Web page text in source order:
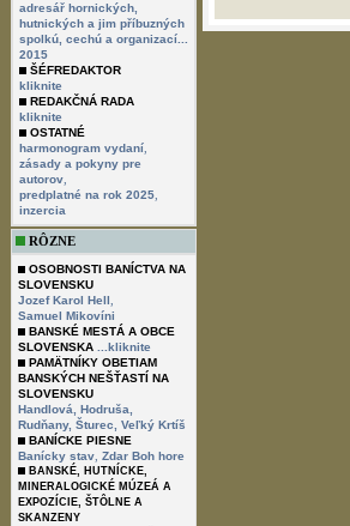
adresář hornických,
hutnických a jim příbuzných
spolkú, cechú a organizací...
2015
ŠÉFREDAKTOR
kliknite
REDAKČNÁ RADA
kliknite
OSTATNÉ
harmonogram vydaní
zásady a pokyny pre
autorov
predplatné na rok 2025
inzercia
RÔZNE
OSOBNOSTI BANÍCTVA NA
SLOVENSKU
Jozef Karol Hell
Samuel Mikovíni
BANSKÉ MESTÁ A OBCE
SLOVENSKA
...kliknite
PAMÄTNÍKY OBETIAM
BANSKÝCH NEŠŤASTÍ NA
SLOVENSKU
Handlová,
Hodruša,
Rudňany, Šturec,
Veľký Krtíš
BANÍCKE PIESNE
Banícky stav Zdar Boh hore
BANSKÉ, HUTNÍCKE,
MINERALOGICKÉ MÚZEÁ A
EXPOZÍCIE, ŠTÔLNE A
SKANZENY